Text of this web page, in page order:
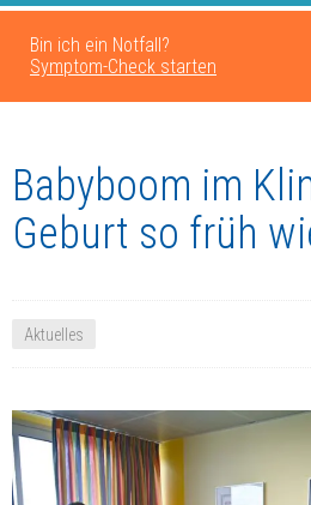
Bin ich ein Notfall?
Symptom-Check starten
Babyboom im
Geburt so früh
Aktuelles